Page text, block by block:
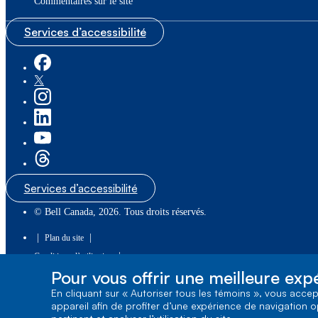
Services d’accessibilité
Services d’accessibilité
© Bell Canada, 2026. Tous droits réservés.
Plan du site
Conditions d’utilisation |
1, carrefour Alexander-Graham-Bell, Aile A-7,
Verdun, Québec, H3E 3B3
Pour vous offrir une meilleure
En cliquant sur « Autoriser tous les témoins », vous
appareil afin de profiter d’une expérience de navigation